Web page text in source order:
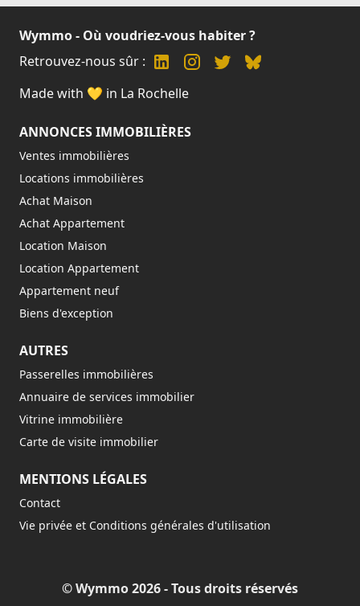
Wymmo - Où voudriez-vous habiter ?
Retrouvez-nous sûr :
Made with 💛 in La Rochelle
ANNONCES IMMOBILIÈRES
Ventes immobilières
Locations immobilières
Achat Maison
Achat Appartement
Location Maison
Location Appartement
Appartement neuf
Biens d'exception
AUTRES
Passerelles immobilières
Annuaire de services immobilier
Vitrine immobilière
Carte de visite immobilier
MENTIONS LÉGALES
Contact
Vie privée et Conditions générales d'utilisation
© Wymmo 2026 - Tous droits réservés